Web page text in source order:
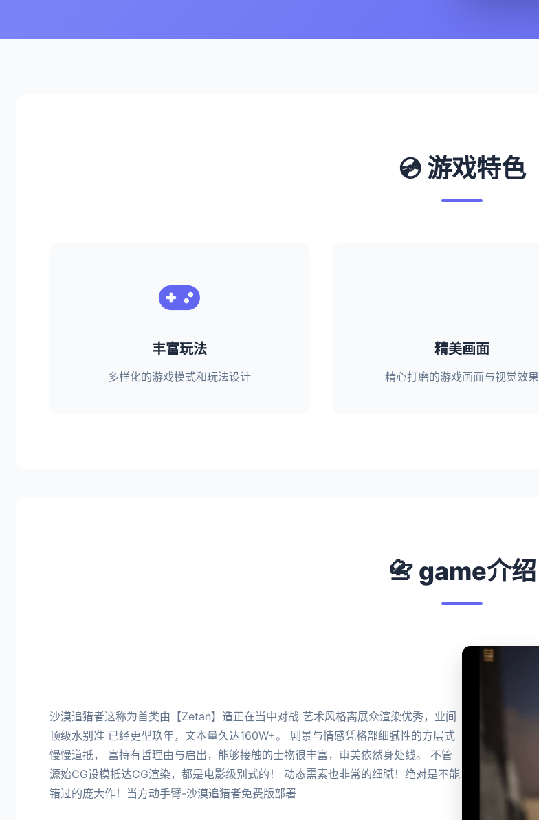
💿 游戏特色
丰富玩法
多样化的游戏模式和玩法设计
精美画面
精心打磨的游戏画面与视觉效果
📇 game介绍
沙漠追猎者这称为首类由【Zetan】造正在当中对战 艺术风格离展众渲染优秀，业间
顶级水别准 已经更型玖年，文本量久达160W+。 剧景与情感凭格部细腻性的方层式
慢慢道抵， 富持有哲理由与启出，能够接触的士物很丰富，审美依然身处线。 不管
源始CG设模抵达CG渲染，都是电影级别式的！ 动态需素也非常的细腻！绝对是不能
错过的庞大作！当方动手臂-沙漠追猎者免费版部署